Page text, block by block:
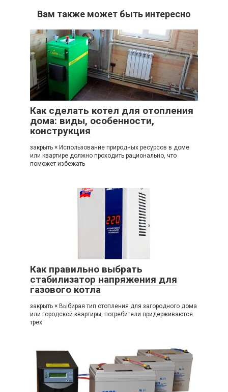
Вам также может быть интересно
Как сделать котел для отопления
дома: виды, особенности,
конструкция
закрыть × Использование природных ресурсов в доме
или квартире должно проходить рационально, что
поможет избежать
Как правильно выбрать
стабилизатор напряжения для
газового котла
закрыть × Выбирая тип отопления для загородного дома
или городской квартиры, потребители придерживаются
трех